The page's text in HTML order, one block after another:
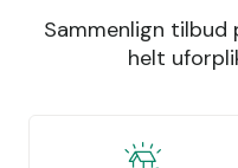
Sammenlign
helt